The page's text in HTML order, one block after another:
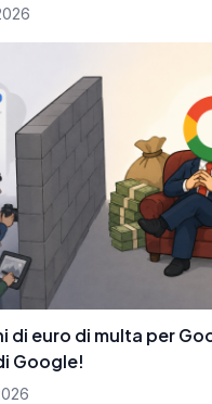
di euro di multa per
Google!